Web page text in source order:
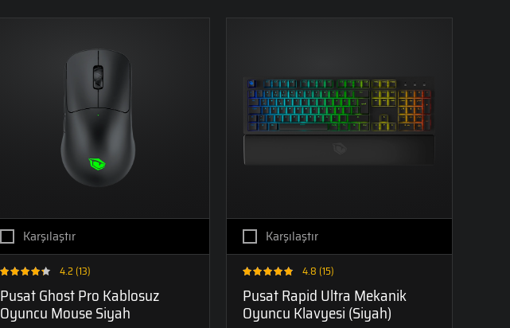
CORE ULTRA
SERIES 2
LAPTOPLAR
Karşılaştır
4.2 (13)
Pusat Ghost Pro Kablosuz
Oyuncu Mouse Siyah
Karşılaştır
4.8 (15)
Pusat Rapid Ultra Mekanik
Oyuncu Klavyesi (Siyah)